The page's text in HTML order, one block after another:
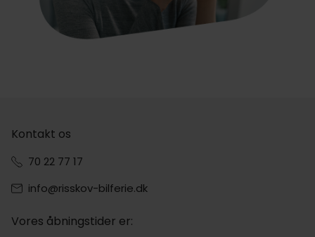
Kontakt os
70 22 77 17
info@risskov-bilferie.dk
Vores åbningstider er: